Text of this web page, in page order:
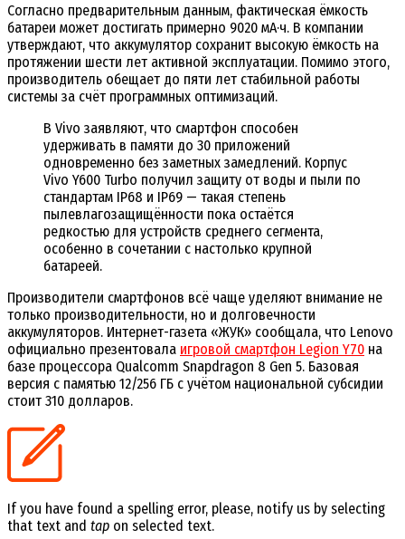
Согласно предварительным данным, фактическая ёмкость
батареи может достигать примерно 9020 мА·ч. В компании
утверждают, что аккумулятор сохранит высокую ёмкость на
протяжении шести лет активной эксплуатации. Помимо этого,
производитель обещает до пяти лет стабильной работы
системы за счёт программных оптимизаций.
В Vivo заявляют, что смартфон способен
удерживать в памяти до 30 приложений
одновременно без заметных замедлений. Корпус
Vivo Y600 Turbo получил защиту от воды и пыли по
стандартам IP68 и IP69 — такая степень
пылевлагозащищённости пока остаётся
редкостью для устройств среднего сегмента,
особенно в сочетании с настолько крупной
батареей.
Производители смартфонов всё чаще уделяют внимание не
только производительности, но и долговечности
аккумуляторов. Интернет-газета «ЖУК» сообщала, что Lenovo
официально презентовала игровой смартфон Legion Y70 на
базе процессора Qualcomm Snapdragon 8 Gen 5. Базовая
версия с памятью 12/256 ГБ с учётом национальной субсидии
стоит 310 долларов.
If you have found a spelling error, please, notify us by selecting
that text and tap on selected text.